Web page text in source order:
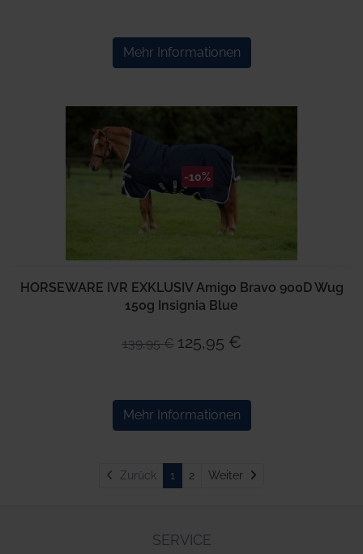
Mehr Informationen
-10%
HORSEWARE IVR EXKLUSIV Amigo Bravo 900D Wug
150g Insignia Blue
139,95 € 125,95 €
Mehr Informationen
Zurück 1 2 Weiter
SERVICE